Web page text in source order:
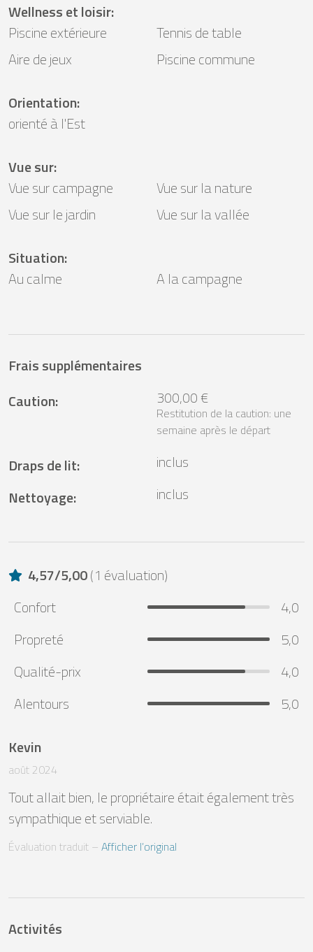
Wellness et loisir:
Piscine extérieure
Tennis de table
Aire de jeux
Piscine commune
Orientation:
orienté à l'Est
Vue sur:
Vue sur campagne
Vue sur la nature
Vue sur le jardin
Vue sur la vallée
Situation:
Au calme
A la campagne
Frais supplémentaires
Caution: 300,00 €
Restitution de la caution: une
semaine après le départ
Draps de lit:
inclus
Nettoyage: inclus
4,57/5,00(1 évaluation)
Confort
4,0
Propreté
5,0
Qualité-prix
4,0
Alentours
5,0
Kevin
août 2024
Tout allait bien, le propriétaire était également très
sympathique et serviable.
Évaluation traduit – Afficher l’original
Activités